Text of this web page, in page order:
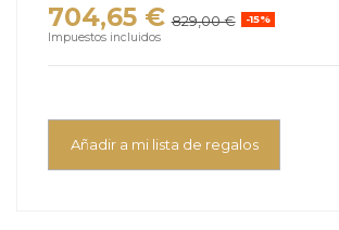
704,65 € 829,00 € -15%
Impuestos incluidos
Añadir a mi lista de regalos